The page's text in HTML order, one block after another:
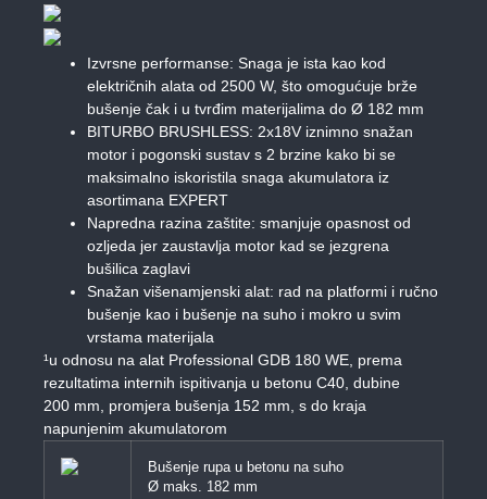
Izvrsne performanse: Snaga je ista kao kod
električnih alata od 2500 W, što omogućuje brže
bušenje čak i u tvrđim materijalima do Ø 182 mm
BITURBO BRUSHLESS: 2x18V iznimno snažan
motor i pogonski sustav s 2 brzine kako bi se
maksimalno iskoristila snaga akumulatora iz
asortimana EXPERT
Napredna razina zaštite: smanjuje opasnost od
ozljeda jer zaustavlja motor kad se jezgrena
bušilica zaglavi
Snažan višenamjenski alat: rad na platformi i ručno
bušenje kao i bušenje na suho i mokro u svim
vrstama materijala
¹u odnosu na alat Professional GDB 180 WE, prema
rezultatima internih ispitivanja u betonu C40, dubine
200 mm, promjera bušenja 152 mm, s do kraja
napunjenim akumulatorom
Bušenje rupa u betonu na suho
Ø maks. 182 mm